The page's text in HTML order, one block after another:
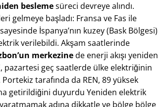
beslemesüreci devreye alındı​.
gelmeye başladı: Fransa ve Fas ile
İspanya’nın kuzey (Bask Bölgesi)
verilebildi​. Akşam saatlerinde
merkezinede enerji akışı yeniden
pazartesi geç saatlerde ülke elektriğinin
Portekiz tarafında da REN, 89 yüksek
getirildiğini duyurdu​ Yeniden elektrik
adına dikkatle ve bölge bölge